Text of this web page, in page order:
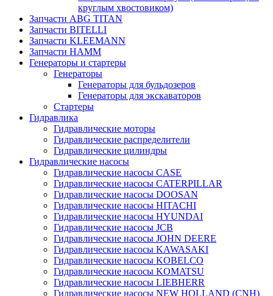
круглым хвостовиком)
Запчасти ABG TITAN
Запчасти BITELLI
Запчасти KLEEMANN
Запчасти HAMM
Генераторы и стартеры
Генераторы
Генераторы для бульдозеров
Генераторы для экскаваторов
Стартеры
Гидравлика
Гидравлические моторы
Гидравлические распределители
Гидравлические цилиндры
Гидравлические насосы
Гидравлические насосы CASE
Гидравлические насосы CATERPILLAR
Гидравлические насосы DOOSAN
Гидравлические насосы HITACHI
Гидравлические насосы HYUNDAI
Гидравлические насосы JCB
Гидравлические насосы JOHN DEERE
Гидравлические насосы KAWASAKI
Гидравлические насосы KOBELCO
Гидравлические насосы KOMATSU
Гидравлические насосы LIEBHERR
Гидравлические насосы NEW HOLLAND (CNH)